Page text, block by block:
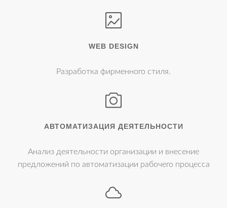
WEB DESIGN
Разработка фирменного стиля.
АВТОМАТИЗАЦИЯ ДЕЯТЕЛЬНОСТИ
Анализ деятельности организации и внесение
предложений по автоматизации рабочего процесса